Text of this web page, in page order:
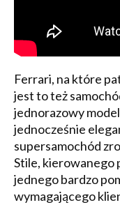
Ferrari, na które
jest to też
jednorazowy
jednocześnie
supersamochód
Stile, kierowanego
jednego bardzo
wymagającego